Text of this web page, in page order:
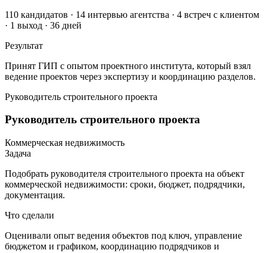
110 кандидатов · 14 интервью агентства · 4 встреч с клиентом
· 1 выход · 36 дней
Результат
Принят ГИП с опытом проектного института, который взял
ведение проектов через экспертизу и координацию разделов.
Руководитель строительного проекта
Руководитель строительного проекта
Коммерческая недвижимость
Задача
Подобрать руководителя строительного проекта на объект
коммерческой недвижимости: сроки, бюджет, подрядчики,
документация.
Что сделали
Оценивали опыт ведения объектов под ключ, управление
бюджетом и графиком, координацию подрядчиков и